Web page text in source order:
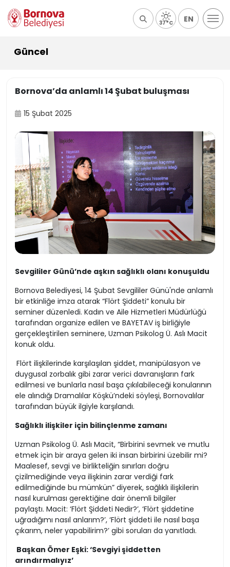
37°C EN
Güncel
Bornova’da anlamlı 14 Şubat buluşması
15 Şubat 2025
Sevgililer Günü’nde aşkın sağlıklı olanı konuşuldu
Bornova Belediyesi, 14 Şubat Sevgililer Günü'nde anlamlı
bir etkinliğe imza atarak “Flört Şiddeti” konulu bir
seminer düzenledi. Kadın ve Aile Hizmetleri Müdürlüğü
tarafından organize edilen ve BAYETAV iş birliğiyle
gerçekleştirilen seminere, Uzman Psikolog Ü. Aslı Macit
konuk oldu.
Flört ilişkilerinde karşılaşılan şiddet, manipülasyon ve
duygusal zorbalık gibi zarar verici davranışların fark
edilmesi ve bunlarla nasıl başa çıkılabileceği konularının
ele alındığı Dramalılar Köşkü’ndeki söyleşi, Bornovalılar
tarafından büyük ilgiyle karşılandı.
Sağlıklı ilişkiler için bilinçlenme zamanı
Uzman Psikolog Ü. Aslı Macit, “Birbirini sevmek ve mutlu
etmek için bir araya gelen iki insan birbirini üzebilir mi?
Maalesef, sevgi ve birlikteliğin sınırları doğru
çizilmediğinde veya ilişkinin zarar verdiği fark
edilmediğinde bu mümkün” diyerek, sağlıklı ilişkilerin
nasıl kurulması gerektiğine dair önemli bilgiler
paylaştı. Macit: ‘Flört Şiddeti Nedir?’, ‘Flört şiddetine
uğradığımı nasıl anlarım?’, ‘Flört şiddeti ile nasıl başa
çıkarım, neler yapabilirim?’ gibi soruları da yanıtladı.
Başkan Ömer Eşki: ‘Sevgiyi şiddetten
arındırmalıyız’